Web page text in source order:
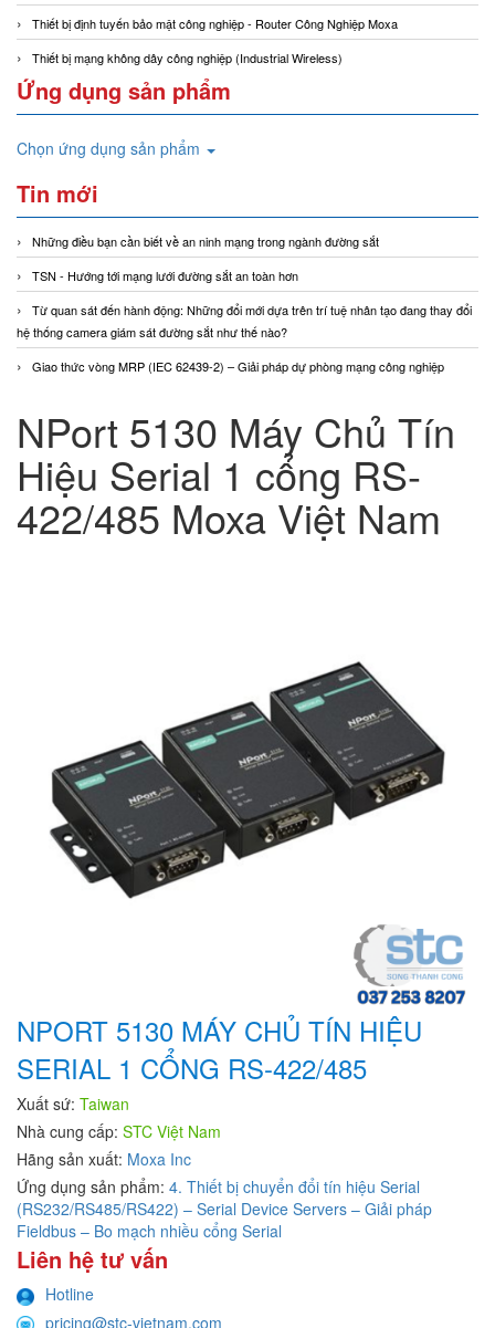
Thiết bị định tuyến bảo mật công nghiệp - Router Công Nghiệp Moxa
Thiết bị mạng không dây công nghiệp (Industrial Wireless)
Ứng dụng sản phẩm
Chọn ứng dụng sản phẩm
Tin mới
Những điều bạn cần biết về an ninh mạng trong ngành đường sắt
TSN - Hướng tới mạng lưới đường sắt an toàn hơn
Từ quan sát đến hành động: Những đổi mới dựa trên trí tuệ nhân tạo đang thay đổi
hệ thống camera giám sát đường sắt như thế nào?
Giao thức vòng MRP (IEC 62439-2) – Giải pháp dự phòng mạng công nghiệp
NPort 5130 Máy Chủ Tín
Hiệu Serial 1 cổng RS-
422/485 Moxa Việt Nam
NPORT 5130 MÁY CHỦ TÍN HIỆU
SERIAL 1 CỔNG RS-422/485
Xuất sứ: Taiwan
Nhà cung cấp: STC Việt Nam
Hãng sản xuất: Moxa Inc
Ứng dụng sản phẩm: 4. Thiết bị chuyển đổi tín hiệu Serial
(RS232/RS485/RS422) – Serial Device Servers – Giải pháp
Fieldbus – Bo mạch nhiều cổng Serial
Liên hệ tư vấn
Hotline
pricing@stc-vietnam.com